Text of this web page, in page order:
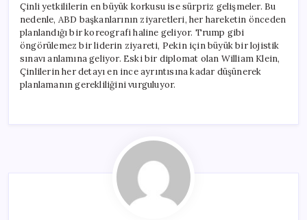
Çinli yetkililerin en büyük korkusu ise sürpriz gelişmeler. Bu
nedenle, ABD başkanlarının ziyaretleri, her hareketin önceden
planlandığı bir koreografi haline geliyor. Trump gibi
öngörülemez bir liderin ziyareti, Pekin için büyük bir lojistik
sınavı anlamına geliyor. Eski bir diplomat olan William Klein,
Çinlilerin her detayı en ince ayrıntısına kadar düşünerek
planlamanın gerekliliğini vurguluyor.